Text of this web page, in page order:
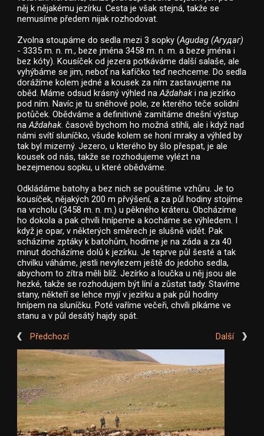
něj k nějakému jezírku. Cesta je však stejná, takže se
nemusíme předem nijak rozhodovat.
Zvolna stoupáme do sedla mezi 3 sopky (Agudag (Агудаг)
- 3335 m. n. m., beze jména 3458 m. n. m. a beze jména i
bez kóty). Kousíček od jezera potkáváme další salaše, ale
vyhýbáme se jim, neboť na kafíčko teď nechceme. Do sedla
dorážíme kolem jedné a kousek za ním zastavujeme na
oběd. Máme odsud krásný výhled naAždahaki na jezírko
pod ním. Navíc je tu sněhové pole, ze kterého teče solidní
potůček. Obědváme a definitivně zamítáme dnešní výstup
naAždahak. časově bychom ho možná stihli, ale i když nad
námi svítí sluníčko, všude kolem se honí mraky a výhled by
tak byl mizerný. Jezero, u kterého by šlo přespat, je ale
kousek od nás, takže se rozhodujeme vylézt na
bezejmenou sopku, u které obědváme.
Odkládáme batohy a bez nich se pouštíme vzhůru. Je to
kousíček, nějakých 200 m přvýšení, a za půl hodiny stojíme
na vrcholu (3458 m. n. m.) u pěkného kráteru. Obcházíme
ho dokola a pak chvíli hnípeme a kocháme se výhledem. I
když je opar, v některých směrech je slušně vidět. Pak
scházíme zptáky k batohům, hodíme je na záda a za 40
minut docházíme dolů k jezírku. Je teprve půl šesté a tak
chvilku váháme, jestli nevylezem ještě do jedoho sedla,
abychom to zítra měli blíž. Jezírko a loučka u něj jsou ale
hezké, takže se rozhodujem být líní a zůstat tady. Stavíme
stany, někteří se lehce myjí v jezírku a pak půl hodiny
hnípem na sluníčku. Poté vaříme večeři, chvíli plkáme ve
stanu a v půl desátý hajdy spát.
Předchozí
Další